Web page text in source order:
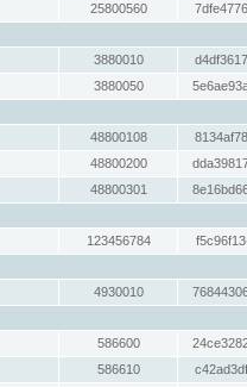
25800560
3880010
3880050
48800108
48800200
48800301
123456784
4930010
586600
586610